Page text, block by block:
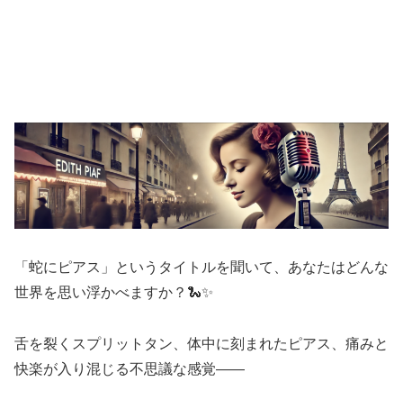
「蛇にピアス」というタイトルを聞いて、あなたはどんな
世界を思い浮かべますか？🐍✨
舌を裂くスプリットタン、体中に刻まれたピアス、痛みと
快楽が入り混じる不思議な感覚——